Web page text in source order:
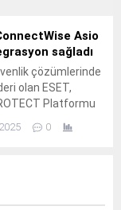
Asio
sağladı
çözümlerinde
olan ESET,
Platformu
yönetim (RMM)
0